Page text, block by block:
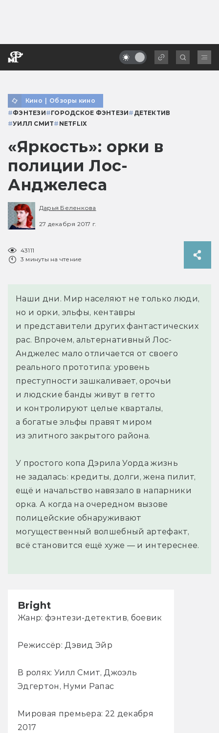
Кино | Обзоры кино
#ФЭНТЕЗИ#ГОРОДСКОЕ ФЭНТЕЗИ# ДЕТЕКТИВ
#УИЛЛ СМИТ# NETFLIX
«Яркость»: орки в
полиции Лос-
Анджелеса
Дарья Беленкова
27 декабря 2017 г.
43111
3 минуты на чтение
Наши дни. Мир населяют не только люди,
но и орки, эльфы, кентавры
и представители других фантастических
рас. Впрочем, альтернативный Лос-
Анджелес мало отличается от своего
реального прототипа: уровень
преступности зашкаливает, орочьи
и людские банды живут в гетто
и контролируют целые кварталы,
а богатые эльфы правят миром
из элитного закрытого района.
У простого копа Дэрила Уорда жизнь
не задалась: кредиты, долги, жена пилит,
ещё и начальство навязало в напарники
орка. А когда на очередном вызове
полицейские обнаруживают
могущественный волшебный артефакт,
всё становится ещё хуже — и интереснее.
Bright
Жанр: фэнтези-детектив, боевик
Режиссёр: Дэвид Эйр
В ролях: Уилл Смит, Джоэль
Эдгертон, Нуми Рапас
Мировая премьера: 22 декабря
2017